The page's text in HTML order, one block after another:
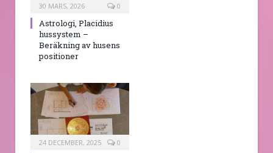
30 MARS, 2026 0
Astrologi, Placidius
hussystem –
Beräkning av husens
positioner
24 DECEMBER, 2025 0